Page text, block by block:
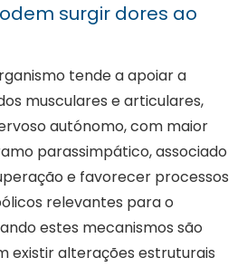
surgir dores ao
tende a apoiar a
musculares e articulares,
autónomo, com maior
parassimpático, associado
e favorecer processos
relevantes para o
estes mecanismos são
existir alterações estruturais